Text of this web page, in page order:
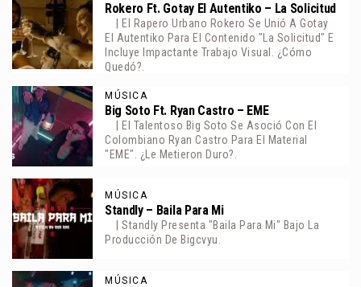
Rokero Ft. Gotay El Autentiko – La Solicitud
| El Rapero Urbano Rokero Se Unió A Gotay
El Autentiko Para El Contenido "La Solicitud" E
Incluye Impactante Trabajo Visual. ¿Cómo
Quedó?.
MÚSICA
Big Soto Ft. Ryan Castro – EME
| El Talentoso Big Soto Se Asoció Con El
Colombiano Ryan Castro Para El Material
"EME". ¿Le Metieron Duro?.
MÚSICA
Standly – Baila Para Mi
| Standly Presenta "Baila Para Mi" Bajo La
Producción De Bigcvyu.
MÚSICA